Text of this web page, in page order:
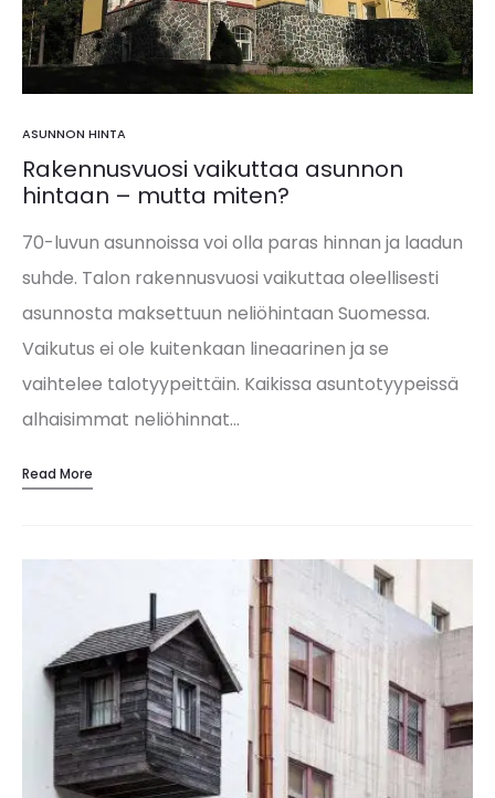
ASUNNON HINTA
Rakennusvuosi vaikuttaa asunnon
hintaan – mutta miten?
70-luvun asunnoissa voi olla paras hinnan ja laadun
suhde. Talon rakennusvuosi vaikuttaa oleellisesti
asunnosta maksettuun neliöhintaan Suomessa.
Vaikutus ei ole kuitenkaan lineaarinen ja se
vaihtelee talotyypeittäin. Kaikissa asuntotyypeissä
alhaisimmat neliöhinnat…
Read More